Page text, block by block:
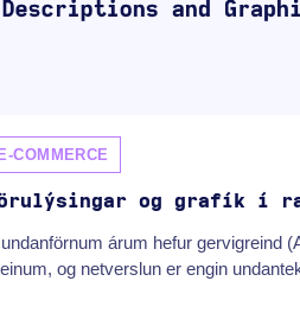
E-COMMERCE
og grafík í
árum hefur gervigreind
og netverslun er engin